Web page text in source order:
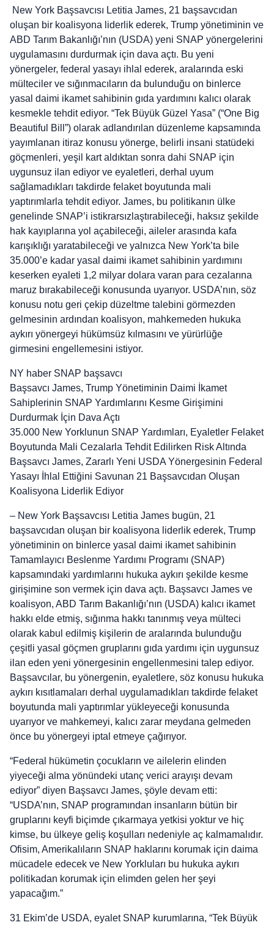
New York Başsavcısı Letitia James, 21 başsavcıdan
oluşan bir koalisyona liderlik ederek, Trump yönetiminin ve
ABD Tarım Bakanlığı’nın (USDA) yeni SNAP yönergelerini
uygulamasını durdurmak için dava açtı. Bu yeni
yönergeler, federal yasayı ihlal ederek, aralarında eski
mülteciler ve sığınmacıların da bulunduğu on binlerce
yasal daimi ikamet sahibinin gıda yardımını kalıcı olarak
kesmekle tehdit ediyor. “Tek Büyük Güzel Yasa” (“One Big
Beautiful Bill”) olarak adlandırılan düzenleme kapsamında
yayımlanan itiraz konusu yönerge, belirli insani statüdeki
göçmenleri, yeşil kart aldıktan sonra dahi SNAP için
uygunsuz ilan ediyor ve eyaletleri, derhal uyum
sağlamadıkları takdirde felaket boyutunda mali
yaptırımlarla tehdit ediyor. James, bu politikanın ülke
genelinde SNAP’i istikrarsızlaştırabileceği, haksız şekilde
hak kayıplarına yol açabileceği, aileler arasında kafa
karışıklığı yaratabileceği ve yalnızca New York’ta bile
35.000’e kadar yasal daimi ikamet sahibinin yardımını
keserken eyaleti 1,2 milyar dolara varan para cezalarına
maruz bırakabileceği konusunda uyarıyor. USDA’nın, söz
konusu notu geri çekip düzeltme talebini görmezden
gelmesinin ardından koalisyon, mahkemeden hukuka
aykırı yönergeyi hükümsüz kılmasını ve yürürlüğe
girmesini engellemesini istiyor.
NY haber SNAP başsavcı
Başsavcı James, Trump Yönetiminin Daimi İkamet
Sahiplerinin SNAP Yardımlarını Kesme Girişimini
Durdurmak İçin Dava Açtı
35.000 New Yorklunun SNAP Yardımları, Eyaletler Felaket
Boyutunda Mali Cezalarla Tehdit Edilirken Risk Altında
Başsavcı James, Zararlı Yeni USDA Yönergesinin Federal
Yasayı İhlal Ettiğini Savunan 21 Başsavcıdan Oluşan
Koalisyona Liderlik Ediyor
– New York Başsavcısı Letitia James bugün, 21
başsavcıdan oluşan bir koalisyona liderlik ederek, Trump
yönetiminin on binlerce yasal daimi ikamet sahibinin
Tamamlayıcı Beslenme Yardımı Programı (SNAP)
kapsamındaki yardımlarını hukuka aykırı şekilde kesme
girişimine son vermek için dava açtı. Başsavcı James ve
koalisyon, ABD Tarım Bakanlığı’nın (USDA) kalıcı ikamet
hakkı elde etmiş, sığınma hakkı tanınmış veya mülteci
olarak kabul edilmiş kişilerin de aralarında bulunduğu
çeşitli yasal göçmen gruplarını gıda yardımı için uygunsuz
ilan eden yeni yönergesinin engellenmesini talep ediyor.
Başsavcılar, bu yönergenin, eyaletlere, söz konusu hukuka
aykırı kısıtlamaları derhal uygulamadıkları takdirde felaket
boyutunda mali yaptırımlar yükleyeceği konusunda
uyarıyor ve mahkemeyi, kalıcı zarar meydana gelmeden
önce bu yönergeyi iptal etmeye çağırıyor.
“Federal hükümetin çocukların ve ailelerin elinden
yiyeceği alma yönündeki utanç verici arayışı devam
ediyor” diyen Başsavcı James, şöyle devam etti:
“USDA’nın, SNAP programından insanların bütün bir
gruplarını keyfi biçimde çıkarmaya yetkisi yoktur ve hiç
kimse, bu ülkeye geliş koşulları nedeniyle aç kalmamalıdır.
Ofisim, Amerikalıların SNAP haklarını korumak için daima
mücadele edecek ve New Yorkluları bu hukuka aykırı
politikadan korumak için elimden gelen her şeyi
yapacağım.”
31 Ekim’de USDA, eyalet SNAP kurumlarına, “Tek Büyük